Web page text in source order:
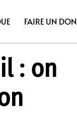
FAIRE UN DON
: on